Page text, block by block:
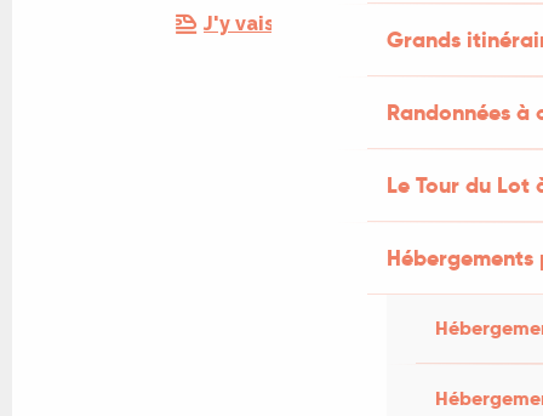
Grands
Randonnées
Le Tour du Lot
J'y vais en train !